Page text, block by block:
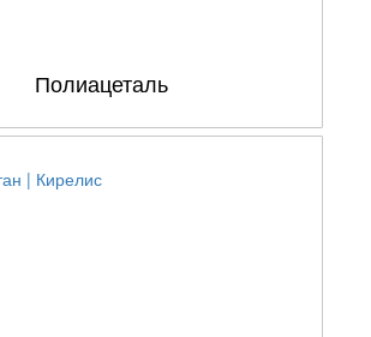
Полиацеталь